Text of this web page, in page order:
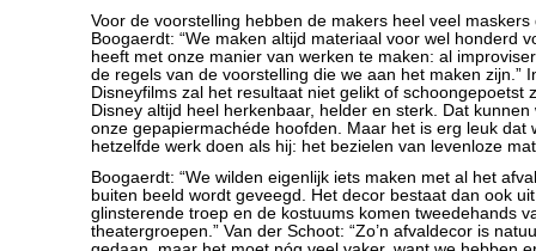
Voor de voorstelling hebben de makers heel veel maskers
Boogaerdt: “We maken altijd materiaal voor wel honderd
heeft met onze manier van werken te maken: al
de regels van de voorstelling die we aan het maken zijn.”
Disneyfilms zal het resultaat niet gelikt of schoongepoetst
Disney altijd heel herkenbaar, helder en sterk. Dat
onze gepapiermachéde hoofden. Maar het is erg leuk dat
hetzelfde werk doen als hij: het bezielen van levenloze
Boogaerdt: “We wilden eigenlijk iets maken met al het
buiten beeld wordt geveegd. Het decor bestaat dan ook
glinsterende troep en de kostuums komen tweedehands
theatergroepen.” Van der Schoot: “Zo’n afvaldecor is